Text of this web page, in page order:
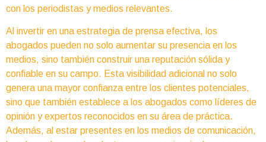
con los periodistas y medios relevantes.
Al invertir en una estrategia de prensa efectiva, los
abogados pueden no solo aumentar su presencia en los
medios, sino también construir una reputación sólida y
confiable en su campo. Esta visibilidad adicional no solo
genera una mayor confianza entre los clientes potenciales,
sino que también establece a los abogados como líderes de
opinión y expertos reconocidos en su área de práctica.
Además, al estar presentes en los medios de comunicación,